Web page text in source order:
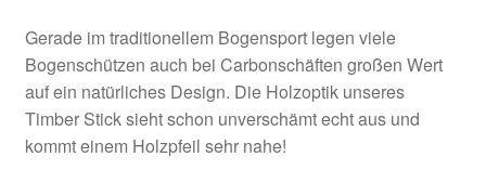
Gerade im traditionellem Bogensport legen viele
Bogenschützen auch bei Carbonschäften großen Wert
auf ein natürliches Design. Die Holzoptik unseres
Timber Stick sieht schon unverschämt echt aus und
kommt einem Holzpfeil sehr nahe!